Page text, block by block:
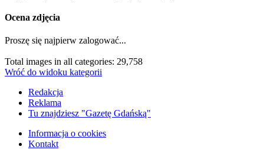
Ocena zdjęcia
Proszę się najpierw zalogować...
Total images in all categories: 29,758
Wróć do widoku kategorii
Redakcja
Reklama
Tu znajdziesz "Gazetę Gdańską"
Informacja o cookies
Kontakt